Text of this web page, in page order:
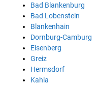
Bad Blankenburg
Bad Lobenstein
Blankenhain
Dornburg-Camburg
Eisenberg
Greiz
Hermsdorf
Kahla